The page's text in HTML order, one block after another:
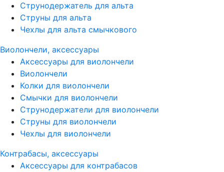
Струнодержатель для альта
Струны для альта
Чехлы для альта смычкового
Виолончели, аксессуары
Аксессуары для виолончели
Виолончели
Колки для виолончели
Смычки для виолончели
Струнодержатели для виолончели
Струны для виолончели
Чехлы для виолончели
Контрабасы, аксессуары
Аксессуары для контрабасов